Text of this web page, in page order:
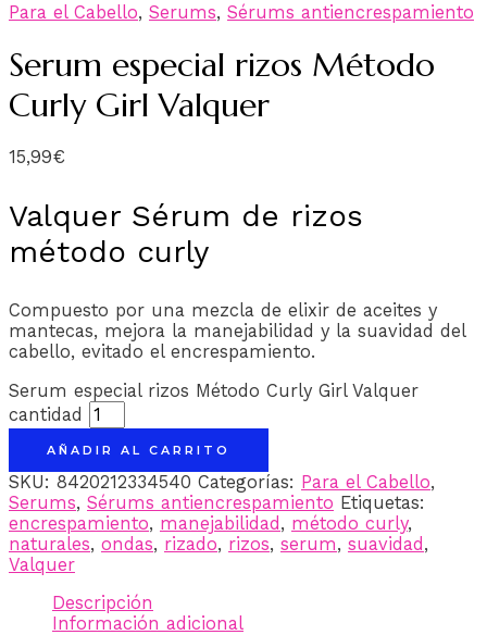
Para el Cabello, Serums, Sérums antiencrespamiento
Serum especial rizos Método
Curly Girl Valquer
15,99€
Valquer Sérum de rizos
método curly
Compuesto por una mezcla de elixir de aceites y
mantecas, mejora la manejabilidad y la suavidad del
cabello, evitado el encrespamiento.
Serum especial rizos Método Curly Girl Valquer
cantidad
AÑADIR AL CARRITO
SKU: 8420212334540 Categorías: Para el Cabello,
Serums, Sérums antiencrespamiento Etiquetas:
encrespamiento, manejabilidad , método curly,
naturales, ondas, rizado, rizos, serum, suavidad ,
Valquer
Descripción
Información adicional